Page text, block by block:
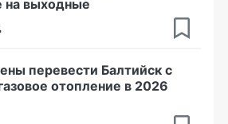
на выходные
перевести Балтийск с
отопление в 2026